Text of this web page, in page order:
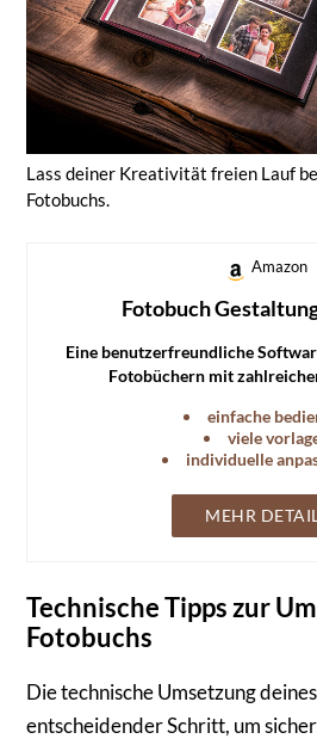
Lass deiner Kreativität freien Lauf
Fotobuchs.
Amazon
Fotobuch
Eine benutzerfreundliche
Fotobüchern mit
einfache
viele
individuelle
MEHR
Technische Tipps zur
Fotobuchs
Die technische Umsetzung
entscheidender Schritt, um